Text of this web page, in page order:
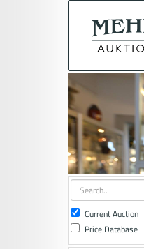
Current Auction
Price Database